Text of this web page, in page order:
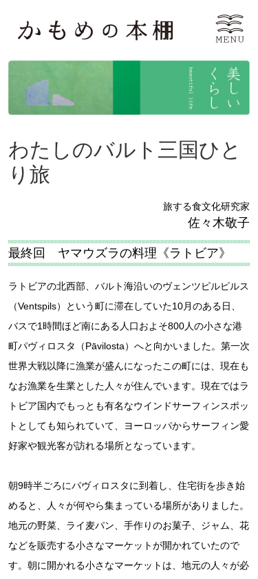
わたしのバルト三国ひと
り旅
旅する食文化研究家
佐々木敬子
最終回 ヤマウズラの料理《ラトビア》
ラトビアの北西部、バルト海沿いのヴェンツピルピルス
（Ventspils）という町に滞在していた10月のある日、
バスで1時間ほど南にある人口およそ800人の小さな港
町パヴィロスタ（Pāvilosta）へと向かいました。第一次
世界大戦以降に漁業が盛んになったこの町には、現在も
なお漁業を生業とした人々が住んでいます。現在ではラ
トビア国内でもっとも有名なウインドサーフィンスポッ
トとしても知られていて、ヨーロッパからサーフィン愛
好家や観光客が訪れる場所となっています。
朝9時半ごろにパヴィロスタに到着し、住宅街を歩き始
めると、人々が何やら集まっている場所がありました。
地元の野菜、ライ麦パン、手作りのお菓子、ジャム、花
などを販売する小さなマーケットが開かれていたので
す。朝に開かれる小さなマーケットは、地元の人々が必